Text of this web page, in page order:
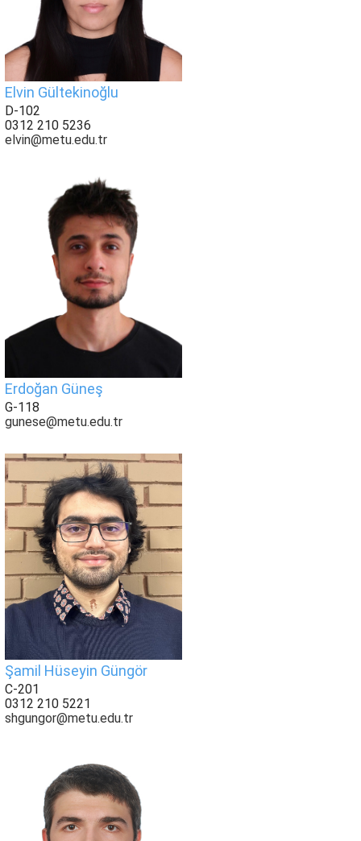
Elvin Gültekinoğlu
D-102
0312 210 5236
elvin@metu.edu.tr
Erdoğan Güneş
G-118
gunese@metu.edu.tr
Şamil Hüseyin Güngör
C-201
0312 210 5221
shgungor@metu.edu.tr